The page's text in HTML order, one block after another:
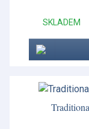
SKLADEM